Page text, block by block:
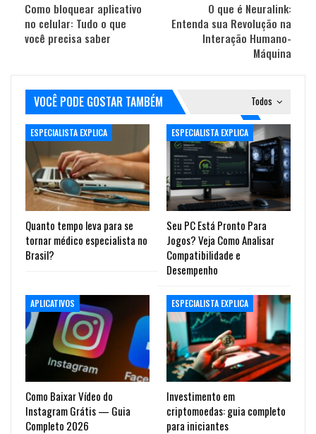
Como bloquear aplicativo
no celular: Tudo o que
você precisa saber
O que é Neuralink:
Entenda sua Revolução na
Interação Humano-
Máquina
Todos
VOCÊ PODE GOSTAR TAMBÉM
ESPECIALISTA EXPLICA
Quanto tempo leva para se
tornar médico especialista no
Brasil?
ESPECIALISTA EXPLICA
Seu PC Está Pronto Para
Jogos? Veja Como Analisar
Compatibilidade e
Desempenho
APLICATIVOS
Como Baixar Vídeo do
Instagram Grátis — Guia
Completo 2026
ESPECIALISTA EXPLICA
Investimento em
criptomoedas: guia completo
para iniciantes